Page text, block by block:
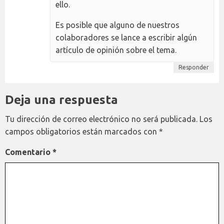
ello.
Es posible que alguno de nuestros
colaboradores se lance a escribir algún
artículo de opinión sobre el tema.
Responder
Deja una respuesta
Tu dirección de correo electrónico no será publicada. Los
campos obligatorios están marcados con *
Comentario *